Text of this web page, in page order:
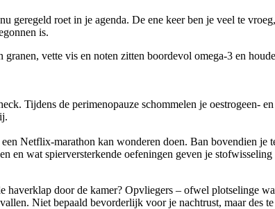
geregeld roet in je agenda. De ene keer ben je veel te
is.
vette vis en noten zitten boordevol omega-3 en
Tijdens de perimenopauze schommelen je oestrogeen-
Netflix-marathon kan wonderen doen. Ban bovendien
en wat spierversterkende oefeningen geven je
haverklap door de kamer? Opvliegers – ofwel plotselinge
Niet bepaald bevorderlijk voor je nachtrust, maar des